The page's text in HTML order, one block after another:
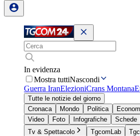
In evidenza
Mostra tuttiNascondi
Guerra IranElezioniCrans Montana
Tutte le notizie del giorno
Cronaca
Mondo Politica
Video
Foto Infografiche
Schede
Tv & Spettacolo
TgcomLab